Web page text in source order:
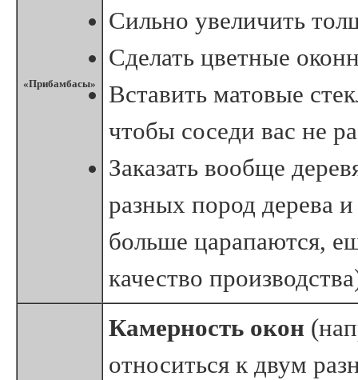
«Прибамбасы»
Сильно увеличить
Сделать цветные
Вставить матовые
чтобы соседи вас не
Заказать вообще
разных пород дерева
больше царапаются,
качество
Камерность окон
относиться к двум